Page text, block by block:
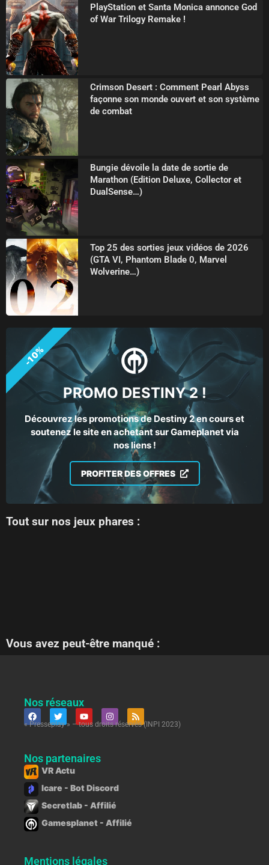
PlayStation et Santa Monica annonce God
of War Trilogy Remake !
Crimson Desert : Comment Pearl Abyss
façonne son monde ouvert et son système
de combat
Bungie dévoile la date de sortie de
Marathon (Edition Deluxe, Collector et
DualSense…)
Top 25 des sorties jeux vidéos de 2026
(GTA VI, Phantom Blade 0, Marvel
Wolverine…)
PROMO DESTINY 2 !
Découvrez les promotions de Destiny 2 en cours et
soutenez le site en achetant sur Gameplanet via
nos liens !
PROFITER DES OFFRES
-10%
Tout sur nos jeux phares :
Vous avez peut-être manqué :
Nos réseaux
« Presseplay » – tous droits réservés (INPI 2023)
Nos partenaires
VR Actu
Icare - Bot Discord
Secretlab - Affilié
Gamesplanet - Affilié
Mentions légales